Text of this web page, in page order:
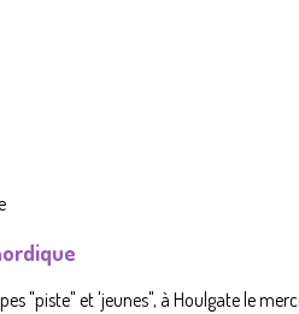
"piste" et 'jeunes", à Houlgate le